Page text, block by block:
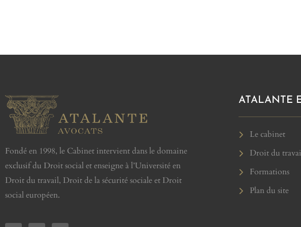
Fondé en 1998, le Cabinet intervient dans le domaine
exclusif du Droit social et enseigne à l’Université en
Droit du travail, Droit de la sécurité sociale et Droit
social européen.
ATALANTE
Le cabinet
Droit du
Formations
Plan du site